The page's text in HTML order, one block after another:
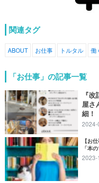
関連タグ
ABOUT お仕事 トルタル 働
「お仕事」の記事一覧
『
屋さ
細！
2024-
【お
「本
2023-